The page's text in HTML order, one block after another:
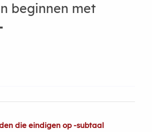
beginnen met
die eindigen op -subtaal